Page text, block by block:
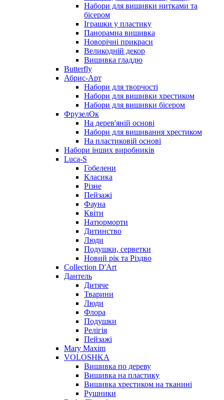
Набори для вишивки нитками та
бісером
Іграшки у пластику
Панорамна вишивка
Новорічні прикраси
Великодній декор
Вишивка гладдю
Butterfly
Абрис-Арт
Набори для творчості
Набори для вишивки хрестиком
Набори для вишивки бісером
ФрузелОк
На дерев'яній основі
Набори для вишивання хрестиком
На пластиковій основі
Набори інших виробників
Luca-S
Гобелени
Класика
Різне
Пейзажі
Фауна
Квіти
Натюрморти
Дитинство
Люди
Подушки, серветки
Новий рік та Різдво
Collection D'Art
Дантель
Дитяче
Тварини
Люди
Флора
Подушки
Релігія
Пейзажі
Mary Maxim
VOLOSHKA
Вишивка по дереву
Вишивка на пластику
Вишивка хрестиком на тканині
Рушники